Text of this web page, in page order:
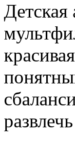
Детская